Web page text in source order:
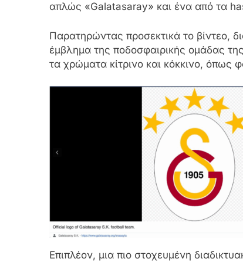
απλώς «Galatasaray» και ένα από τα
Παρατηρώντας προσεκτικά το βίντεο,
έμβλημα της ποδοσφαιρικής ομάδας
τα χρώματα κίτρινο και κόκκινο, όπως
Επιπλέον, μια πιο στοχευμένη